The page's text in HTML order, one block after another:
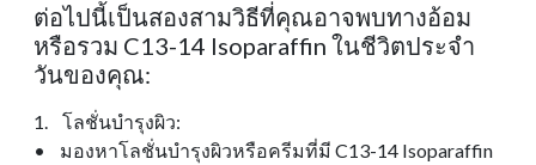
ต่อไปนี้เป็นสองสามวิธีที่คุณอาจพบทางอ้อม
หรือรวม C13-14 Isoparaffin ในชีวิตประจํา
วันของคุณ:
1. โลชั่นบํารุงผิว:
• มองหาโลชั่นบํารุงผิวหรือครีมที่มี C13-14 Isoparaffin